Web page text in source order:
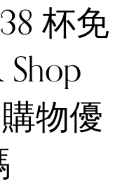
杯免
物優